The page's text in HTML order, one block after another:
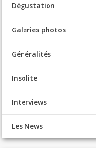
Dégustation
Galeries photos
Généralités
Insolite
Interviews
Les News